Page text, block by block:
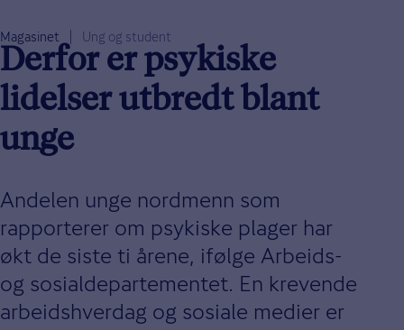
Magasinet Ung og student
Derfor er psykiske
lidelser utbredt blant
unge
Andelen unge nordmenn som
rapporterer om psykiske plager har
økt de siste ti årene, ifølge Arbeids-
og sosialdepartementet. En krevende
arbeidshverdag og sosiale medier er